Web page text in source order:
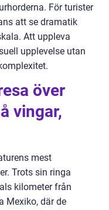
För turister
att se dramatik
Att uppleva
upplevelse utan
över
vingar,
mest
Trots sin ringa
kilometer från
Mexiko, där de